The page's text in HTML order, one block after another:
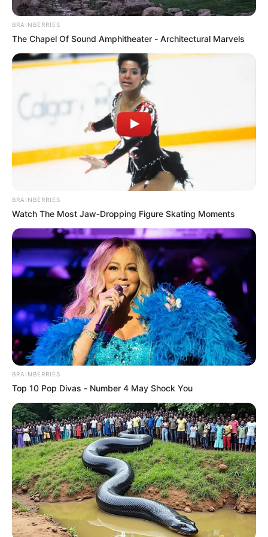
MEDELLÍN
NOTICIAS MEDELLÍN
AUTORIDADES JUDICIALES
MANTÉNGASE EN ALERTA
Tenemos todas las noticias que le
interesan. Para estar bien informado, por
favor, active las notificaciones de Alerta.
ACTIVAR AHORA
TEMAS DESTACADOS
EMERGENCIAS POR LLUVIAS
METRO DE MEDELLÍN
ELECCIONES PRESIDENCIALES
MARINILLA - ANTIOQUIA
EPM
YONDÓ - ANTIOQUIA
RIONEGRO
BRAINBERRIES
The Chapel Of Sound Amphitheater - Architectural Marvels
BRAINBERRIES
Watch The Most Jaw‑Dropping Figure Skating Moments
BRAINBERRIES
Top 10 Pop Divas - Number 4 May Shock You